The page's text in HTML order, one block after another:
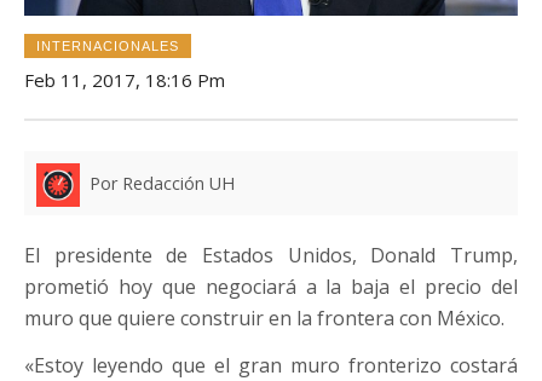
INTERNACIONALES
Feb 11, 2017, 18:16 Pm
Por Redacción UH
El presidente de Estados Unidos, Donald Trump,
prometió hoy que negociará a la baja el precio del
muro que quiere construir en la frontera con México.
«Estoy leyendo que el gran muro fronterizo costará